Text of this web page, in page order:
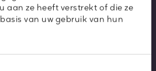
aan ze heeft verstrekt of die ze
van uw gebruik van hun